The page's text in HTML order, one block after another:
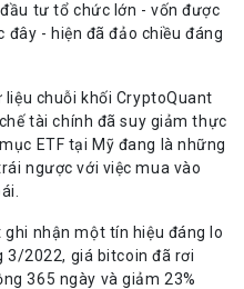
tư tổ chức lớn - vốn được
- hiện đã đảo chiều đáng
chuỗi khối CryptoQuant
tài chính đã suy giảm thực
ETF tại Mỹ đang là những
ngược với việc mua vào
nhận một tín hiệu đáng lo
3/2022, giá bitcoin đã rơi
365 ngày và giảm 23%